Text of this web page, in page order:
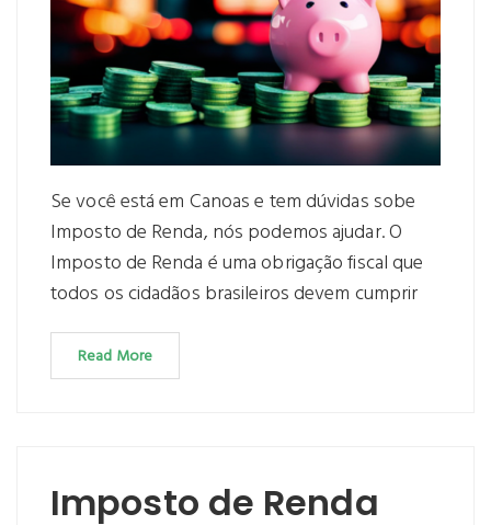
Se você está em Canoas e tem dúvidas sobe
Imposto de Renda, nós podemos ajudar. O
Imposto de Renda é uma obrigação fiscal que
todos os cidadãos brasileiros devem cumprir
Read More
Imposto de Renda